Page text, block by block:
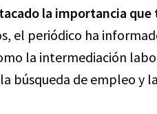
la importancia
el periódico ha
la intermediación
búsqueda de empleo y